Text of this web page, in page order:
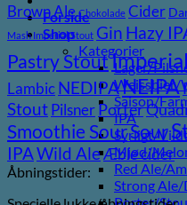
Forside
Shop
Kategorier
Lager/
Weissbier/
Saison/
IPA
Syrligt/
Mjød/
Red Ale/
Strong
Brown Ale Chokolade Cider
Mash Imperial Stout Gin Hazy
Pastry Stout
LambicNEDIPANEIPA
StoutPilsnerPorter
Smoothie SourSour
IPAWild AleÆble cider
Åbningstider: